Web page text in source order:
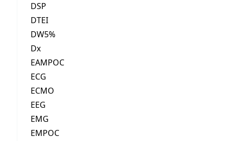
DSP
DTEI
DW5%
Dx
EAMPOC
ECG
ECMO
EEG
EMG
EMPOC